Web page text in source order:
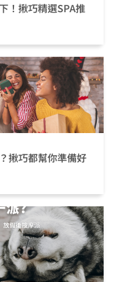
！揪巧精選SPA推
揪巧都幫你準備好